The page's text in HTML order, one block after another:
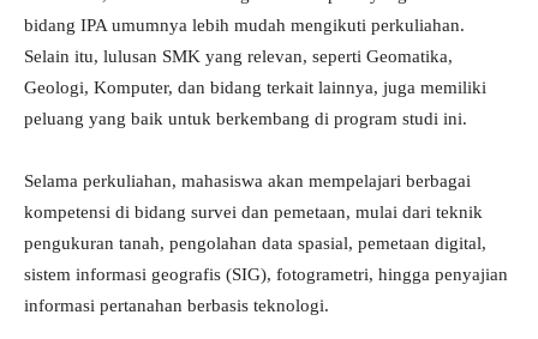
bidang IPA umumnya lebih mudah mengikuti perkuliahan.
Selain itu, lulusan SMK yang relevan, seperti Geomatika,
Geologi, Komputer, dan bidang terkait lainnya, juga memiliki
peluang yang baik untuk berkembang di program studi ini.
Selama perkuliahan, mahasiswa akan mempelajari berbagai
kompetensi di bidang survei dan pemetaan, mulai dari teknik
pengukuran tanah, pengolahan data spasial, pemetaan digital,
sistem informasi geografis (SIG), fotogrametri, hingga penyajian
informasi pertanahan berbasis teknologi.